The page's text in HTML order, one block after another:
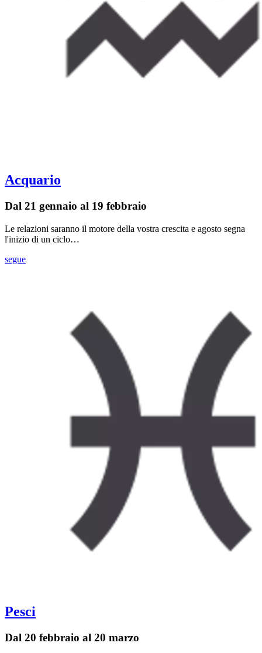
Acquario
Dal 21 gennaio al 19 febbraio
Le relazioni saranno il motore della vostra crescita e agosto segna
l'inizio di un ciclo…
segue
Pesci
Dal 20 febbraio al 20 marzo